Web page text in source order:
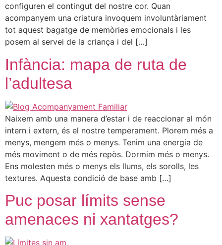
configuren el contingut del nostre cor. Quan
acompanyem una criatura invoquem involuntàriament
tot aquest bagatge de memòries emocionals i les
posem al servei de la criança i del […]
Infància: mapa de ruta de
l’adultesa
Naixem amb una manera d’estar i de reaccionar al món
intern i extern, és el nostre temperament. Plorem més a
menys, mengem més o menys. Tenim una energia de
més moviment o de més repòs. Dormim més o menys.
Ens molesten més o menys els llums, els sorolls, les
textures. Aquesta condició de base amb […]
Puc posar límits sense
amenaces ni xantatges?